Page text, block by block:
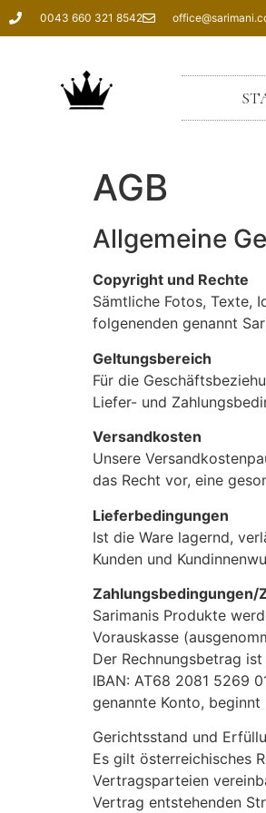
0043 660 321 8542
AGB
Allgemeine
Copyright und Rechte
Sämtliche Fotos, Texte,
folgenenden genannt
Geltungsbereich
Für die
Liefer- und
Versandkosten
Unsere
das Recht vor, eine
Lieferbedingungen
Ist die Ware lagernd,
Kunden und
Zahlungsbedingungen/
Sarimanis Produkte
Vorauskasse
Der Rechnungsbetrag
IBAN: AT68 2081 5269
genannte Konto,
Gerichtsstand und
Es gilt österreichisches
Vertragsparteien
Vertrag entstehenden